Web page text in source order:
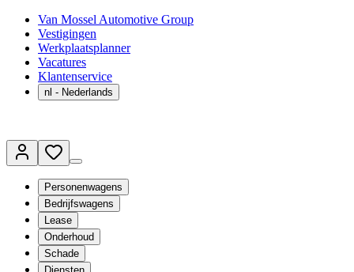
Van Mossel Automotive Group
Vestigingen
Werkplaatsplanner
Vacatures
Klantenservice
nl - Nederlands
Personenwagens
Bedrijfswagens
Lease
Onderhoud
Schade